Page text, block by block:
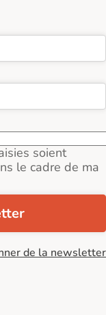
soient
le cadre de ma
de la newsletter